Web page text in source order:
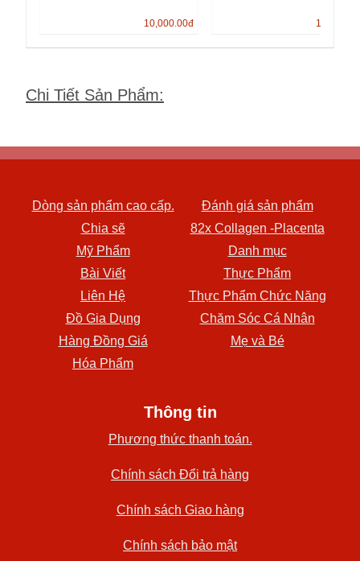
10,000.00đ 13,000.00
Chi Tiết Sản Phẩm:
Dòng sản phẩm cao cấp.
Đánh giá sản phẩm
Chia sẽ
82x Collagen -Placenta
Mỹ Phẩm
Danh mục
Bài Viết
Thực Phẩm
Liên Hệ
Thực Phẩm Chức Năng
Đồ Gia Dụng
Chăm Sóc Cá Nhân
Hàng Đồng Giá
Mẹ và Bé
Hóa Phẩm
Thông tin
Phương thức thanh toán.
Chính sách Đổi trả hàng
Chính sách Giao hàng
Chính sách bảo mật